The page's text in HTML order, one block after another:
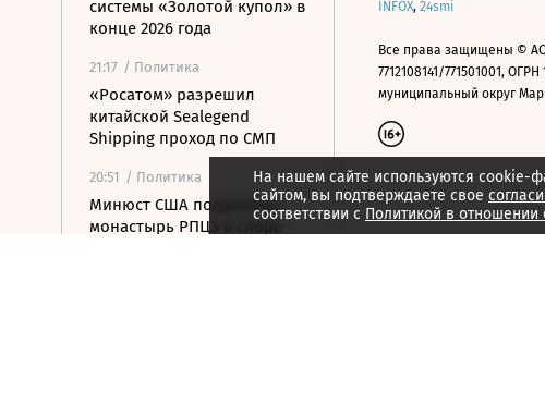
системы «Золотой купол» в
конце 2026 года
21:17 / Политика
«Росатом» разрешил
китайской Sealegend
Shipping проход по СМП
20:51 / Политика
Минюст США поддержал
монастырь РПЦЗ в споре
На нашем сайте используются cookie-
сайтом, вы подтверждаете свое
соответствии с Политикой в отношении
INFOX, 24smi
Все права защищены ©
7712108141/771501001, ОГРН
муниципальный округ